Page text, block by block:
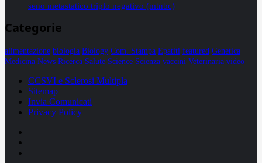
seno metastatico triplo negativo (mtnbc)
Categorie
alimentazione biologia Biology Com. Stampa Epatiti featured Genetica
Medicina News Ricerca Salute Science Scienza vaccini Veterinaria video
CCSVI e Sclerosi Multipla
Sitemap
Invia Comunicati
Privacy Policy